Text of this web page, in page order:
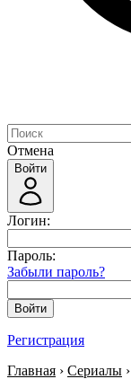
Отмена
Войти
Логин:
Пароль:
Забыли пароль?
Войти
Регистрация
Главная › Сериалы